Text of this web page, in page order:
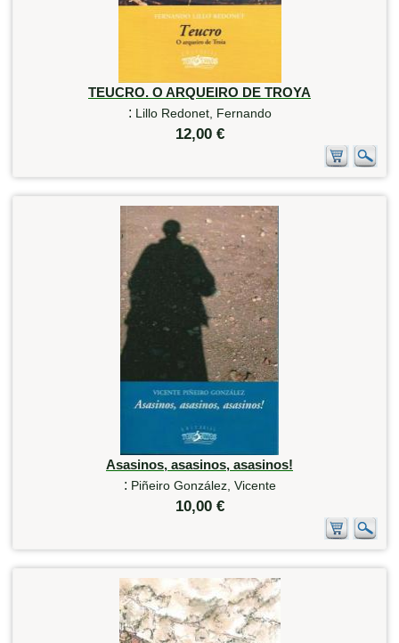
TEUCRO. O ARQUEIRO DE TROYA
: Lillo Redonet, Fernando
12,00 €
Asasinos, asasinos, asasinos!
: Piñeiro González, Vicente
10,00 €